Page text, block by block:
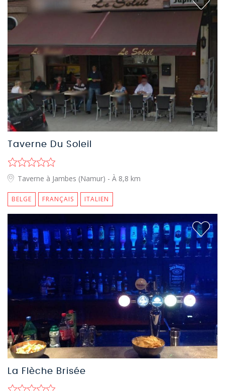
Taverne Du Soleil
Taverne à Jambes (Namur) - À 8,8 km
BELGE FRANÇAIS ITALIEN
La Flèche Brisée